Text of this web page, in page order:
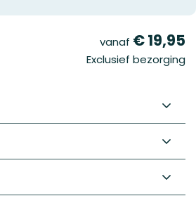
vanaf € 19,95
Exclusief bezorging